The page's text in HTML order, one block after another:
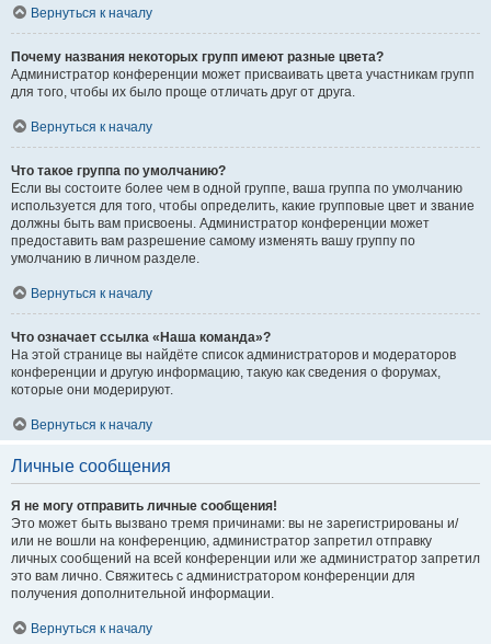
Вернуться к началу
Почему названия некоторых групп имеют разные цвета?
Администратор конференции может присваивать цвета участникам групп
для того, чтобы их было проще отличать друг от друга.
Вернуться к началу
Что такое группа по умолчанию?
Если вы состоите более чем в одной группе, ваша группа по умолчанию
используется для того, чтобы определить, какие групповые цвет и звание
должны быть вам присвоены. Администратор конференции может
предоставить вам разрешение самому изменять вашу группу по
умолчанию в личном разделе.
Вернуться к началу
Что означает ссылка «Наша команда»?
На этой странице вы найдёте список администраторов и модераторов
конференции и другую информацию, такую как сведения о форумах,
которые они модерируют.
Вернуться к началу
Личные сообщения
Я не могу отправить личные сообщения!
Это может быть вызвано тремя причинами: вы не зарегистрированы и/
или не вошли на конференцию, администратор запретил отправку
личных сообщений на всей конференции или же администратор запретил
это вам лично. Свяжитесь с администратором конференции для
получения дополнительной информации.
Вернуться к началу